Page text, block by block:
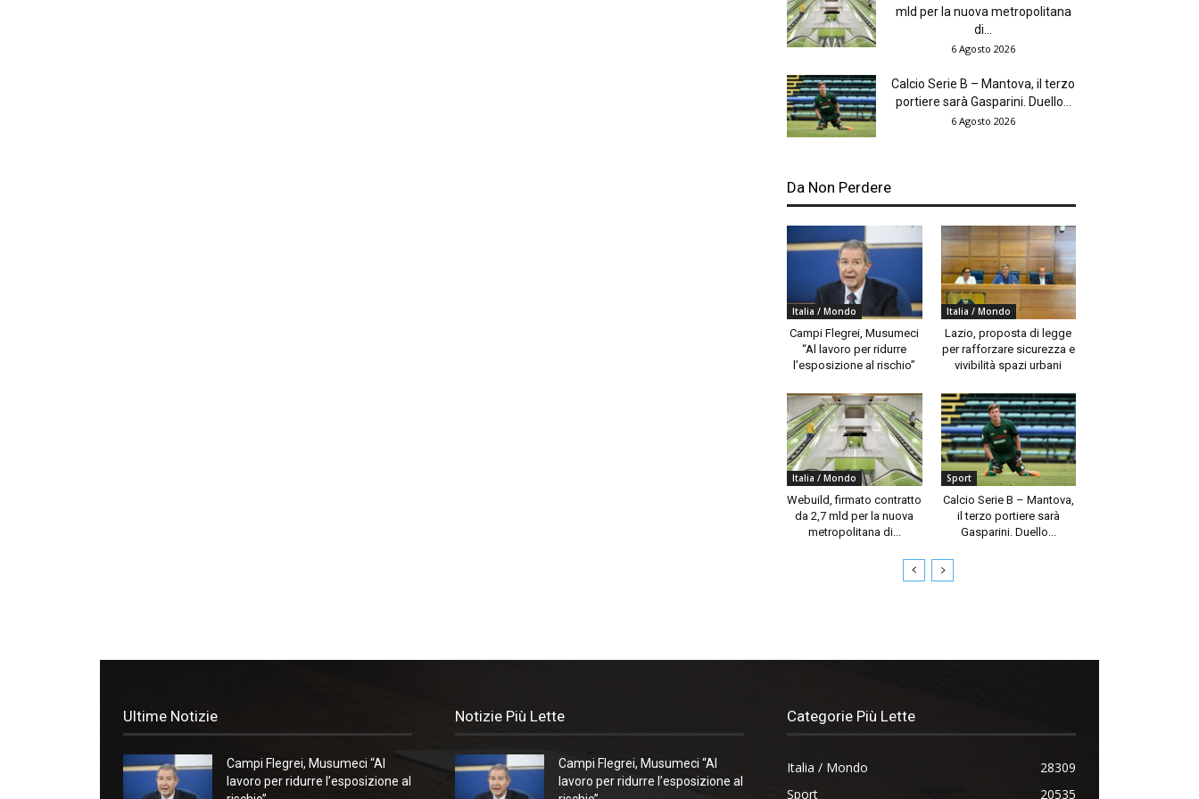
mld per la nuova metropolitana
di...
6 Agosto 2026
Calcio Serie B – Mantova, il terzo
portiere sarà Gasparini. Duello...
6 Agosto 2026
Da Non Perdere
Italia / Mondo
Campi Flegrei, Musumeci
“Al lavoro per ridurre
l’esposizione al rischio”
Italia / Mondo
Lazio, proposta di legge
per rafforzare sicurezza e
vivibilità spazi urbani
Italia / Mondo
Webuild, firmato contratto
da 2,7 mld per la nuova
metropolitana di...
Sport
Calcio Serie B – Mantova,
il terzo portiere sarà
Gasparini. Duello...
Ultime Notizie
Campi Flegrei, Musumeci “Al
lavoro per ridurre l’esposizione al
Notizie Più Lette
Campi Flegrei, Musumeci “Al
lavoro per ridurre l’esposizione al
Categorie Più Lette
Italia / Mondo
28309
Sport
20535